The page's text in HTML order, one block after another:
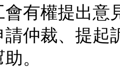
有權提出意
請仲裁、提起
。